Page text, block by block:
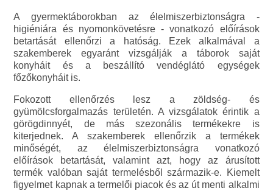
A gyermektáborokban az élelmiszerbiztonságra -
higiéniára és nyomonkövetésre - vonatkozó előírások
betartását ellenőrzi a hatóság. Ezek alkalmával a
szakemberek egyaránt vizsgálják a táborok saját
konyháit és a beszállító vendéglátó egységek
főzőkonyháit is.
Fokozott ellenőrzés lesz a zöldség- és
gyümölcsforgalmazás területén. A vizsgálatok érintik a
görögdinnyét, de más szezonális termékekre is
kiterjednek. A szakemberek ellenőrzik a termékek
minőségét, az élelmiszerbiztonságra vonatkozó
előírások betartását, valamint azt, hogy az árusított
termék valóban saját termelésből származik-e. Kiemelt
figyelmet kapnak a termelői piacok és az út menti alkalmi